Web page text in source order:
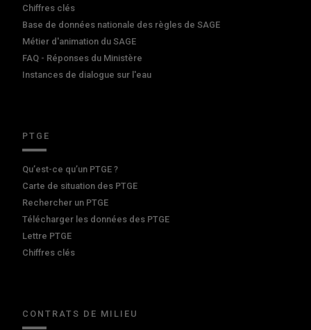
Chiffres clés
Base de données nationale des règles de SAGE
Métier d'animation du SAGE
FAQ - Réponses du Ministère
Instances de dialogue sur l'eau
PTGE
Qu’est-ce qu’un PTGE ?
Carte de situation des PTGE
Rechercher un PTGE
Télécharger les données des PTGE
Lettre PTGE
Chiffres clés
CONTRATS DE MILIEU